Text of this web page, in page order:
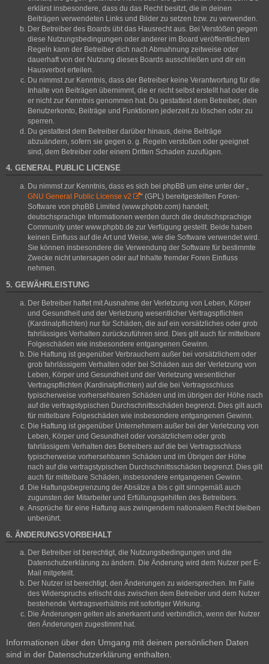
erklärst insbesondere, dass du das Recht besitzt, die in deinen
Beiträgen verwendeten Links und Bilder zu setzen bzw. zu verwenden.
Der Betreiber des Boards übt das Hausrecht aus. Bei Verstößen gegen
diese Nutzungsbedingungen oder anderer im Board veröffentlichten
Regeln kann der Betreiber dich nach Abmahnung zeitweise oder
dauerhaft von der Nutzung dieses Boards ausschließen und dir ein
Hausverbot erteilen.
Du nimmst zur Kenntnis, dass der Betreiber keine Verantwortung für die
Inhalte von Beiträgen übernimmt, die er nicht selbst erstellt hat oder die
er nicht zur Kenntnis genommen hat. Du gestattest dem Betreiber, dein
Benutzerkonto, Beiträge und Funktionen jederzeit zu löschen oder zu
sperren.
Du gestattest dem Betreiber darüber hinaus, deine Beiträge
abzuändern, sofern sie gegen o. g. Regeln verstoßen oder geeignet
sind, dem Betreiber oder einem Dritten Schaden zuzufügen.
4. GENERAL PUBLIC LICENSE
Du nimmst zur Kenntnis, dass es sich bei phpBB um eine unter der „
GNU General Public License v2
“ (GPL) bereitgestellten Foren-
Software von phpBB Limited (www.phpbb.com) handelt;
deutschsprachige Informationen werden durch die deutschsprachige
Community unter www.phpbb.de zur Verfügung gestellt. Beide haben
keinen Einfluss auf die Art und Weise, wie die Software verwendet wird.
Sie können insbesondere die Verwendung der Software für bestimmte
Zwecke nicht untersagen oder auf Inhalte fremder Foren Einfluss
nehmen.
5. GEWÄHRLEISTUNG
Der Betreiber haftet mit Ausnahme der Verletzung von Leben, Körper
und Gesundheit und der Verletzung wesentlicher Vertragspflichten
(Kardinalpflichten) nur für Schäden, die auf ein vorsätzliches oder grob
fahrlässiges Verhalten zurückzuführen sind. Dies gilt auch für mittelbare
Folgeschäden wie insbesondere entgangenen Gewinn.
Die Haftung ist gegenüber Verbrauchern außer bei vorsätzlichem oder
grob fahrlässigem Verhalten oder bei Schäden aus der Verletzung von
Leben, Körper und Gesundheit und der Verletzung wesentlicher
Vertragspflichten (Kardinalpflichten) auf die bei Vertragsschluss
typischerweise vorhersehbaren Schäden und im übrigen der Höhe nach
auf die vertragstypischen Durchschnittsschäden begrenzt. Dies gilt auch
für mittelbare Folgeschäden wie insbesondere entgangenen Gewinn.
Die Haftung ist gegenüber Unternehmern außer bei der Verletzung von
Leben, Körper und Gesundheit oder vorsätzlichem oder grob
fahrlässigem Verhalten des Betreibers auf die bei Vertragsschluss
typischerweise vorhersehbaren Schäden und im Übrigen der Höhe
nach auf die vertragstypischen Durchschnittsschäden begrenzt. Dies gilt
auch für mittelbare Schäden, insbesondere entgangenen Gewinn.
Die Haftungsbegrenzung der Absätze a bis c gilt sinngemäß auch
zugunsten der Mitarbeiter und Erfüllungsgehilfen des Betreibers.
Ansprüche für eine Haftung aus zwingendem nationalem Recht bleiben
unberührt.
6. ÄNDERUNGSVORBEHALT
Der Betreiber ist berechtigt, die Nutzungsbedingungen und die
Datenschutzerklärung zu ändern. Die Änderung wird dem Nutzer per E-
Mail mitgeteilt.
Der Nutzer ist berechtigt, den Änderungen zu widersprechen. Im Falle
des Widerspruchs erlischt das zwischen dem Betreiber und dem Nutzer
bestehende Vertragsverhältnis mit sofortiger Wirkung.
Die Änderungen gelten als anerkannt und verbindlich, wenn der Nutzer
den Änderungen zugestimmt hat.
Informationen über den Umgang mit deinen persönlichen Daten
sind in der Datenschutzerklärung enthalten.